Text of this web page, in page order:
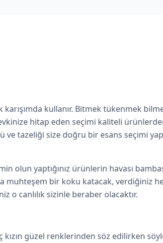
kullanır. Bitmek tükenmek
hitap eden seçimi kaliteli
tazeliği size doğru bir esans seçimi
yaptığınız ürünlerin havası
muhteşem bir koku katacak, verdiğiniz
o canlılık sizinle beraber olacaktır.
güzel renklerinden söz edilirken